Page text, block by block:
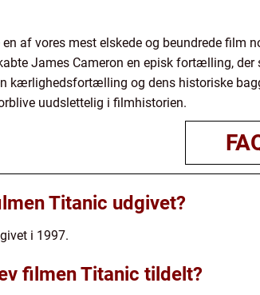
af vores mest elskede og beundrede
James Cameron en episk fortælling,
kærlighedsfortælling og dens historiske
uudslettelig i filmhistorien.
Titanic udgivet?
i 1997.
filmen Titanic tildelt?